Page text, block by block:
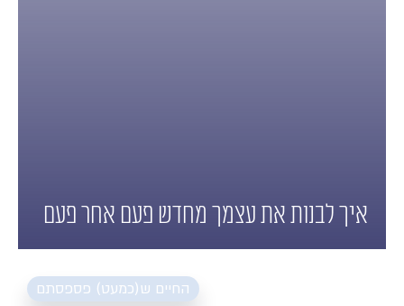
איך לבנות את עצמך מחדש פעם אחר פעם
החיים ש(כמעט) פספסתם